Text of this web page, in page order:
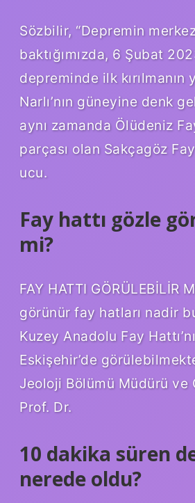
Sözbilir, “Depremin
baktığımızda, 6 Şubat
depreminde ilk kırılmanın
Narlı’nın güneyine denk
aynı zamanda Ölüdeniz
parçası olan Sakçagöz
ucu.
Fay hattı gözle
mi?
FAY HATTI GÖRÜLEBİLİR
görünür fay hatları nadir
Kuzey Anadolu Fay
Eskişehir’de
Jeoloji Bölümü Müdürü ve
Prof. Dr.
10 dakika süren
nerede oldu?